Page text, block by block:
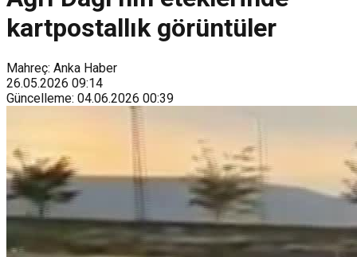
kartpostallık görüntüler
Mahreç: Anka Haber
26.05.2026 09:14
Güncelleme: 04.06.2026 00:39